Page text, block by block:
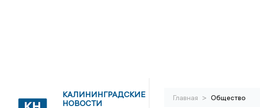
КАЛИНИНГРАДСКИЕ
НОВОСТИ
Главная > Общество